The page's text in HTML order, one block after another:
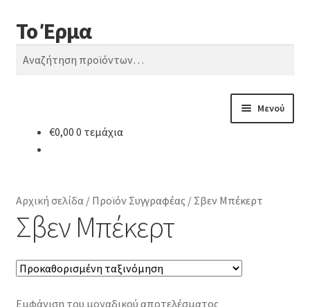
Απευθείας
μετάβαση
στην
Μετάβαση
σε
περιεχόμενο
Το Έρμα
Αναζήτηση
Αναζήτηση
Μενού
Κατηγορίες Βιβλίων
€0,00 0 τεμάχια
Αρχική σελίδα/ Προϊόν Συγγραφέας / Σβεν Μπέκερτ
Σβεν Μπέκερτ
Εμφάνιση του μοναδικού αποτελέσματος